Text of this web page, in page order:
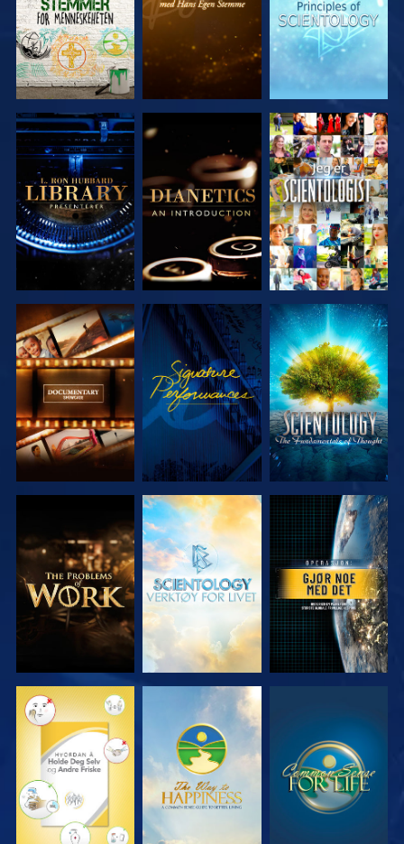
UTFORSK
SERIEN
UTFORSK
SERIEN
SE
UTFORSK
SERIEN
SE
UTFORSK
SERIEN
UTFORSK
SERIEN
UTFORSK
SERIEN
SE
SE SE SE